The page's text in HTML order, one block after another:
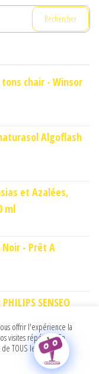
chair - Winsor
Algoflash
et Azalées,
ml
- Prêt A
SENSEO
offrir l'expérience la
visites répétées. En
TOUS les cookies.